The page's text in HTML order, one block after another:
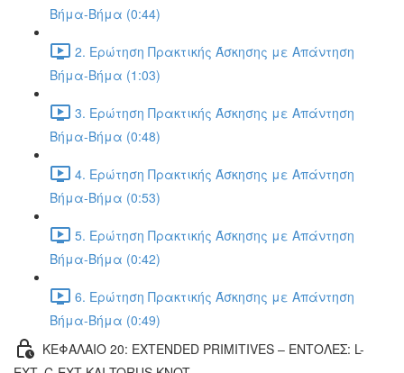
Βήμα-Βήμα (0:44)
2. Ερώτηση Πρακτικής Άσκησης με Απάντηση
Βήμα-Βήμα (1:03)
3. Ερώτηση Πρακτικής Άσκησης με Απάντηση
Βήμα-Βήμα (0:48)
4. Ερώτηση Πρακτικής Άσκησης με Απάντηση
Βήμα-Βήμα (0:53)
5. Ερώτηση Πρακτικής Άσκησης με Απάντηση
Βήμα-Βήμα (0:42)
6. Ερώτηση Πρακτικής Άσκησης με Απάντηση
Βήμα-Βήμα (0:49)
ΚΕΦΑΛΑΙΟ 20: EXTENDED PRIMITIVES – ΕΝΤΟΛΕΣ: L-